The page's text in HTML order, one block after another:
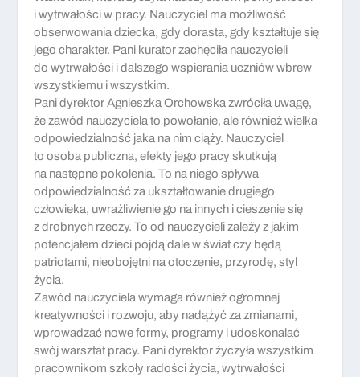
i wytrwałości w pracy. Nauczyciel ma możliwość
obserwowania dziecka, gdy dorasta, gdy kształtuje się
jego charakter. Pani kurator zachęciła nauczycieli
do wytrwałości i dalszego wspierania uczniów wbrew
wszystkiemu i wszystkim.
Pani dyrektor Agnieszka Orchowska zwróciła uwagę,
że zawód nauczyciela to powołanie, ale również wielka
odpowiedzialność jaka na nim ciąży. Nauczyciel
to osoba publiczna, efekty jego pracy skutkują
na następne pokolenia. To na niego spływa
odpowiedzialność za ukształtowanie drugiego
człowieka, uwrażliwienie go na innych i cieszenie się
z drobnych rzeczy. To od nauczycieli zależy z jakim
potencjałem dzieci pójdą dale w świat czy będą
patriotami, nieobojętni na otoczenie, przyrodę, styl
życia.
Zawód nauczyciela wymaga również ogromnej
kreatywności i rozwoju, aby nadążyć za zmianami,
wprowadzać nowe formy, programy i udoskonalać
swój warsztat pracy. Pani dyrektor życzyła wszystkim
pracownikom szkoły radości życia, wytrwałości